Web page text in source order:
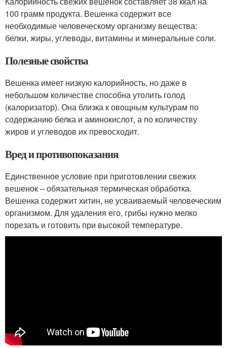
100 грамм продукта. Вешенка содержит все
необходимые человеческому организму вещества:
белки, жиры, углеводы, витамины и минеральные соли.
Полезные свойства
Вешенка имеет низкую калорийность, но даже в
небольшом количестве способна утолить голод
(калоризатор). Она близка к овощным культурам по
содержанию белка и аминокислот, а по количеству
жиров и углеводов их превосходит.
Вред и противопоказания
Единственное условие при приготовлении свежих
вешенок – обязательная термическая обработка.
Вешенка содержит хитин, не усваиваемый человеческим
организмом. Для удаления его, грибы нужно мелко
порезать и готовить при высокой температуре.